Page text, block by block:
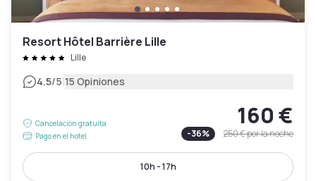
Resort Hôtel Barrière Lille
Lille
4.5/5|15 Opiniones
Cancelación gratuita
Pago en el hotel
160 €
-36% 250 €por la noche
10h - 17h